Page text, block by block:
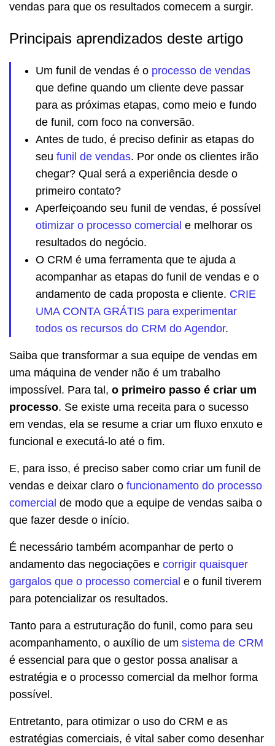
vendas para que os resultados comecem a surgir.
Principais aprendizados deste artigo
Um funil de vendas é o processo de vendas
que define quando um cliente deve passar
para as próximas etapas, como meio e fundo
de funil, com foco na conversão.
Antes de tudo, é preciso definir as etapas do
seu funil de vendas. Por onde os clientes irão
chegar? Qual será a experiência desde o
primeiro contato?
Aperfeiçoando seu funil de vendas, é possível
otimizar o processo comercial e melhorar os
resultados do negócio.
O CRM é uma ferramenta que te ajuda a
acompanhar as etapas do funil de vendas e o
andamento de cada proposta e cliente. CRIE
UMA CONTA GRÁTIS para experimentar
todos os recursos do CRM do Agendor.
Saiba que transformar a sua equipe de vendas em
uma máquina de vender não é um trabalho
impossível. Para tal, o primeiro passo é criar um
processo. Se existe uma receita para o sucesso
em vendas, ela se resume a criar um fluxo enxuto e
funcional e executá-lo até o fim.
E, para isso, é preciso saber como criar um funil de
vendas e deixar claro o funcionamento do processo
comercial de modo que a equipe de vendas saiba o
que fazer desde o início.
É necessário também acompanhar de perto o
andamento das negociações e corrigir quaisquer
gargalos que o processo comercial e o funil tiverem
para potencializar os resultados.
Tanto para a estruturação do funil, como para seu
acompanhamento, o auxílio de um sistema de CRM
é essencial para que o gestor possa analisar a
estratégia e o processo comercial da melhor forma
possível.
Entretanto, para otimizar o uso do CRM e as
estratégias comerciais, é vital saber como desenhar